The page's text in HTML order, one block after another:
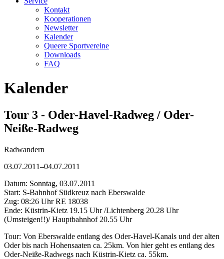
Kontakt
Kooperationen
Newsletter
Kalender
Queere Sportvereine
Downloads
FAQ
Kalender
Tour 3 - Oder-Havel-Radweg / Oder-
Neiße-Radweg
Radwandern
03.07.2011–04.07.2011
Datum: Sonntag, 03.07.2011
Start: S-Bahnhof Südkreuz nach Eberswalde
Zug: 08:26 Uhr RE 18038
Ende: Küstrin-Kietz 19.15 Uhr /Lichtenberg 20.28 Uhr
(Umsteigen!!)/ Hauptbahnhof 20.55 Uhr
Tour: Von Eberswalde entlang des Oder-Havel-Kanals und der alten
Oder bis nach Hohensaaten ca. 25km. Von hier geht es entlang des
Oder-Neiße-Radwegs nach Küstrin-Kietz ca. 55km.